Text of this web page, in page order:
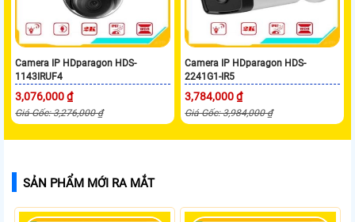
Camera IP HDparagon HDS-
1143IRUF4
3,076,000 ₫
Giá Gốc: 3,276,000 ₫
Camera IP HDparagon HDS-
2241G1-IR5
3,784,000 ₫
Giá Gốc: 3,984,000 ₫
SẢN PHẨM MỚI RA MẮT